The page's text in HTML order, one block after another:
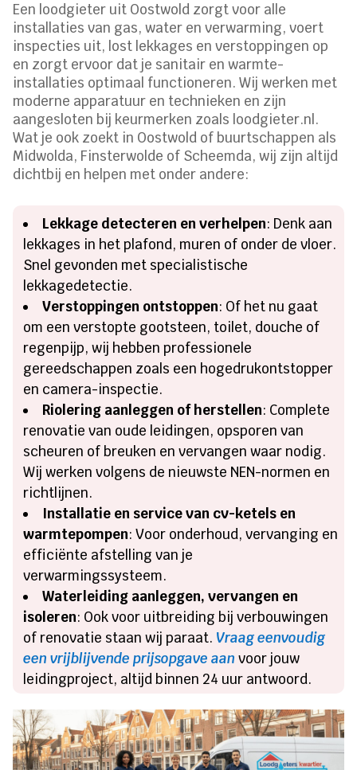
Een loodgieter uit Oostwold zorgt voor alle
installaties van gas, water en verwarming, voert
inspecties uit, lost lekkages en verstoppingen op
en zorgt ervoor dat je sanitair en warmte-
installaties optimaal functioneren. Wij werken met
moderne apparatuur en technieken en zijn
aangesloten bij keurmerken zoals loodgieter.nl.
Wat je ook zoekt in Oostwold of buurtschappen als
Midwolda, Finsterwolde of Scheemda, wij zijn altijd
dichtbij en helpen met onder andere:
Lekkage detecteren en verhelpen: Denk aan
lekkages in het plafond, muren of onder de vloer.
Snel gevonden met specialistische
lekkagedetectie.
Verstoppingen ontstoppen: Of het nu gaat
om een verstopte gootsteen, toilet, douche of
regenpijp, wij hebben professionele
gereedschappen zoals een hogedrukontstopper
en camera-inspectie.
Riolering aanleggen of herstellen: Complete
renovatie van oude leidingen, opsporen van
scheuren of breuken en vervangen waar nodig.
Wij werken volgens de nieuwste NEN-normen en
richtlijnen.
Installatie en service van cv-ketels en
warmtepompen: Voor onderhoud, vervanging en
efficiënte afstelling van je
verwarmingssysteem.
Waterleiding aanleggen, vervangen en
isoleren: Ook voor uitbreiding bij verbouwingen
of renovatie staan wij paraat. Vraag eenvoudig
een vrijblijvende prijsopgave aan voor jouw
leidingproject, altijd binnen 24 uur antwoord.